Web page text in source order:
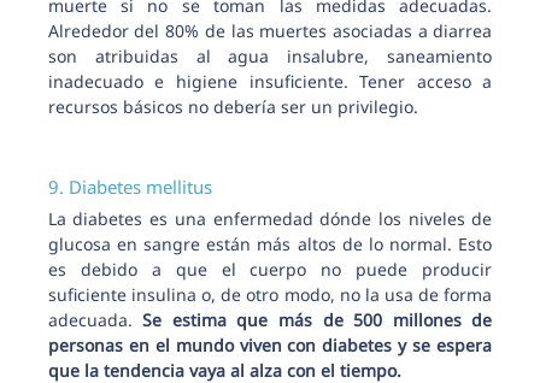
muerte si no se toman las medidas adecuadas.
Alrededor del 80% de las muertes asociadas a diarrea
son atribuidas al agua insalubre, saneamiento
inadecuado e higiene insuficiente. Tener acceso a
recursos básicos no debería ser un privilegio.
9. Diabetes mellitus
La diabetes es una enfermedad dónde los niveles de
glucosa en sangre están más altos de lo normal. Esto
es debido a que el cuerpo no puede producir
suficiente insulina o, de otro modo, no la usa de forma
adecuada.Se estima que más de 500 millones de
personas en el mundo viven con diabetes y se espera
que la tendencia vaya al alza con el tiempo.